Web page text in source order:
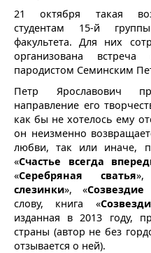
21 октября такая
студентам 15-й
факультета. Для них
организована
пародистом Семинским
Петр Ярославович
направление его
как бы не хотелось ему
он неизменно
любви, так или иначе,
«Счастье всегда
«Серебряная сватья
слезинки», «
слову, книга «
изданная в 2013 году,
страны (автор не без
отзывается о ней).